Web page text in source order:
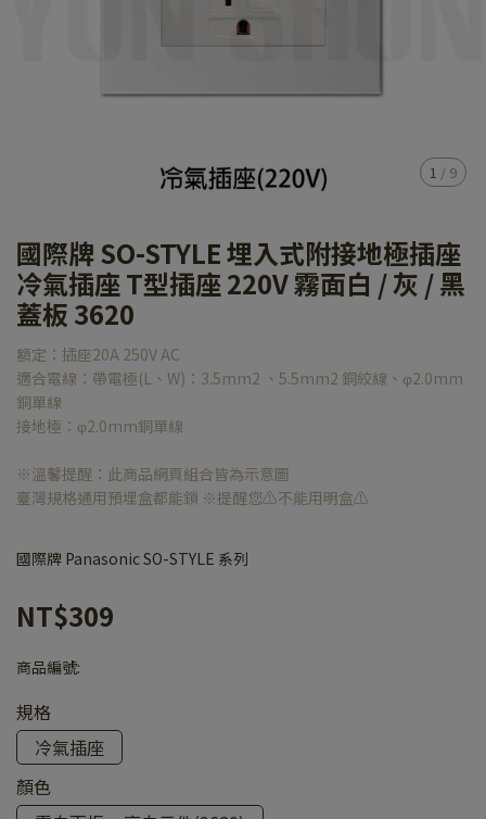
1 / 9
國際牌 SO-STYLE 埋入式附接地極插座
冷氣插座 T型插座 220V 霧面白 / 灰 / 黑
蓋板 3620
額定：插座20A 250V AC
適合電線：帶電極(L、W)：3.5mm2 、5.5mm2 銅絞線、φ2.0mm
銅單線
接地極：φ2.0mm銅單線
※溫馨提醒：此商品網頁組合皆為示意圖
臺灣規格通用預埋盒都能鎖 ※提醒您⚠️不能用明盒⚠️
國際牌 Panasonic SO-STYLE 系列
NT$309
商品編號:
規格
冷氣插座
顏色